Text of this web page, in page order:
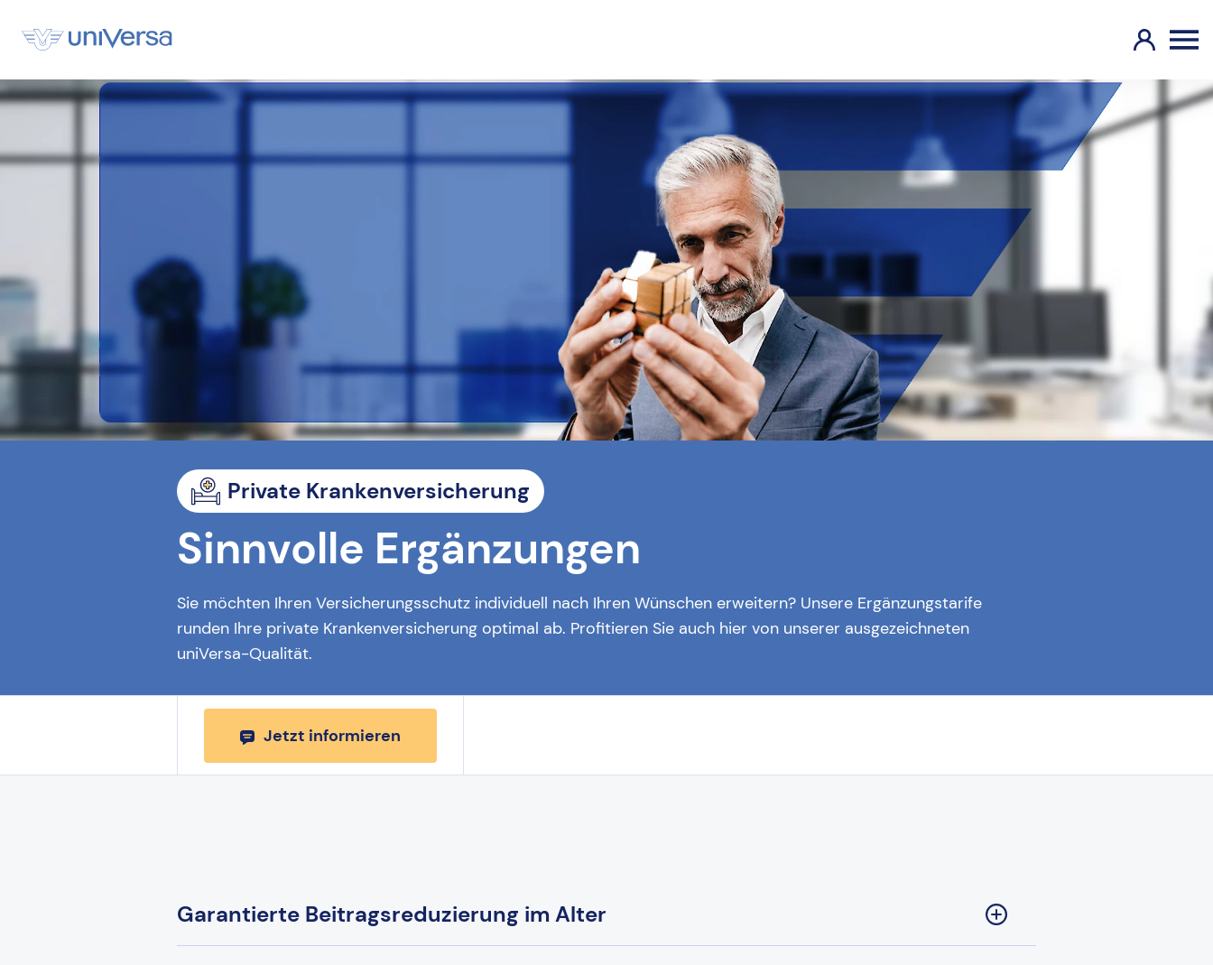
Private Krankenversicherung
Sinnvolle Ergänzungen
Sie möchten Ihren Versicherungsschutz individuell nach Ihren Wünschen erweitern? Unsere Ergänzungstarife
runden Ihre private Krankenversicherung optimal ab. Profitieren Sie auch hier von unserer ausgezeichneten
uniVersa-Qualität.
Jetzt informieren
Garantierte Beitragsreduzierung im Alter